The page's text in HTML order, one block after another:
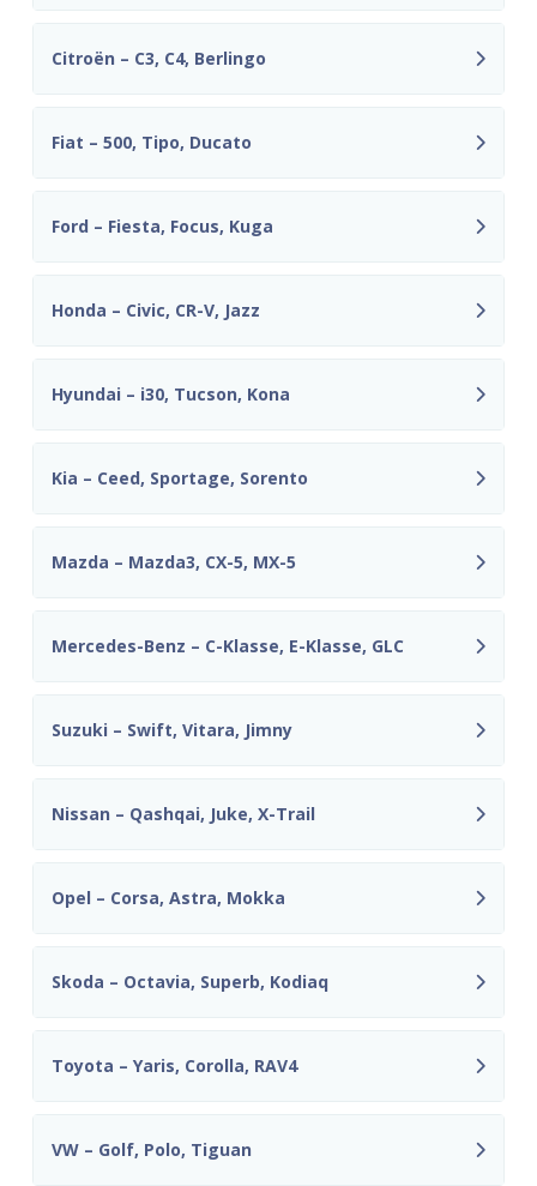
Citroën – C3, C4, Berlingo
Fiat – 500, Tipo, Ducato
Ford – Fiesta, Focus, Kuga
Honda – Civic, CR-V, Jazz
Hyundai – i30, Tucson, Kona
Kia – Ceed, Sportage, Sorento
Mazda – Mazda3, CX-5, MX-5
Mercedes-Benz – C-Klasse, E-Klasse, GLC
Suzuki – Swift, Vitara, Jimny
Nissan – Qashqai, Juke, X-Trail
Opel – Corsa, Astra, Mokka
Skoda – Octavia, Superb, Kodiaq
Toyota – Yaris, Corolla, RAV4
VW – Golf, Polo, Tiguan